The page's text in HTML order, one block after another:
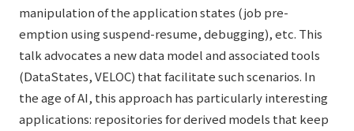
manipulation of the application states (job pre-
emption using suspend-resume, debugging), etc. This
talk advocates a new data model and associated tools
(DataStates, VELOC) that facilitate such scenarios. In
the age of AI, this approach has particularly interesting
applications: repositories for derived models that keep